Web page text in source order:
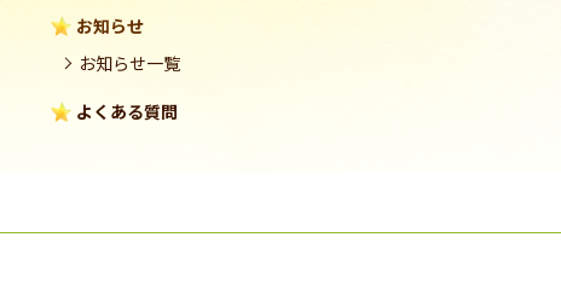
お知らせ
お知らせ一覧
よくある質問